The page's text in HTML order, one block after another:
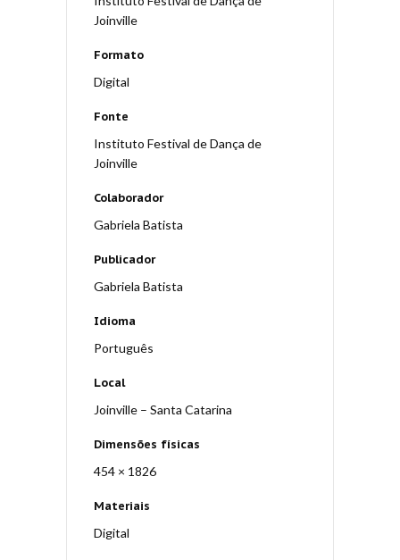
Joinville
Formato
Digital
Fonte
Instituto Festival de Dança de
Joinville
Colaborador
Gabriela Batista
Publicador
Gabriela Batista
Idioma
Português
Local
Joinville – Santa Catarina
Dimensões físicas
454 × 1826
Materiais
Digital